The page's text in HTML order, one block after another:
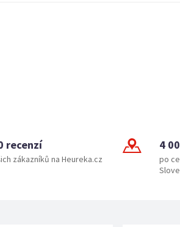
recenzí
zákazníků na Heureka.cz
4
po